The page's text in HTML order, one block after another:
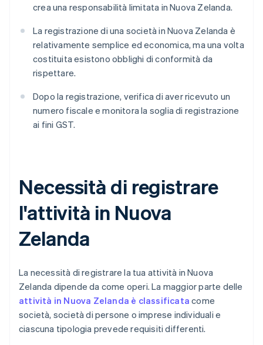
crea una responsabilità limitata in Nuova Zelanda.
La registrazione di una società in Nuova Zelanda è
relativamente semplice ed economica, ma una volta
costituita esistono obblighi di conformità da
rispettare.
Dopo la registrazione, verifica di aver ricevuto un
numero fiscale e monitora la soglia di registrazione
ai fini GST.
Necessità di registrare
l'attività in Nuova
Zelanda
La necessità di registrare la tua attività in Nuova
Zelanda dipende da come operi. La maggior parte delle
attività in Nuova Zelanda è classificata come
società, società di persone o imprese individuali e
ciascuna tipologia prevede requisiti differenti.